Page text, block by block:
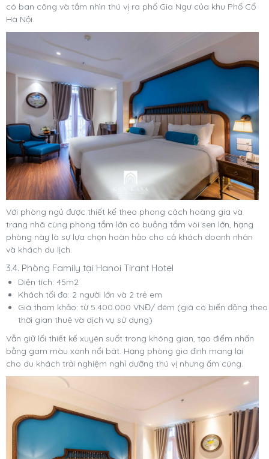
có ban công và tầm nhìn thú vị ra phố Gia Ngư của khu Phố Cổ
Hà Nội.
Với phòng ngủ được thiết kế theo phong cách hoàng gia và
trang nhã cùng phòng tắm lớn có buồng tắm vòi sen lớn, hạng
phòng này là sự lựa chọn hoàn hảo cho cả khách doanh nhân
và khách du lịch.
3.4. Phòng Family tại Hanoi Tirant Hotel
Diện tích: 45m2
Khách tối đa: 2 người lớn và 2 trẻ em
Giá tham khảo: từ 5.400.000 VNĐ/ đêm (giá có biến động theo
thời gian thuê và dịch vụ sử dụng)
Vẫn giữ lối thiết kế xuyên suốt trong không gian, tạo điểm nhấn
bằng gam màu xanh nổi bât. Hạng phòng gia đình mang lại
cho du khách trải nghiệm nghỉ dưỡng thú vị nhưng ấm cúng.